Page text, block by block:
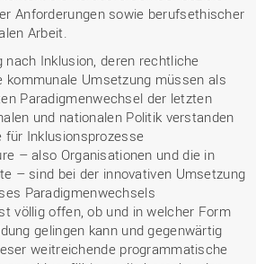
Anforderungen sowie berufsethischer
Arbeit.
nach Inklusion, deren rechtliche
kommunale Umsetzung müssen als
Paradigmenwechsel der letzten
und nationalen Politik verstanden
für Inklusionsprozesse
– also Organisationen und die in
– sind bei der innovativen Umsetzung
Paradigmenwechsels
völlig offen, ob und in welcher Form
gelingen kann und gegenwärtig
weitreichende programmatische